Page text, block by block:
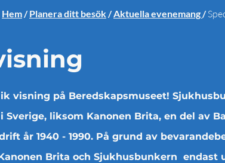
Hem/Planera ditt besök/Aktuella evenemang/
visning på Beredskapsmuseet!
Sverige, liksom Kanonen Brita, en del av
år 1940 - 1990. På grund av
Brita och Sjukhusbunkern endast